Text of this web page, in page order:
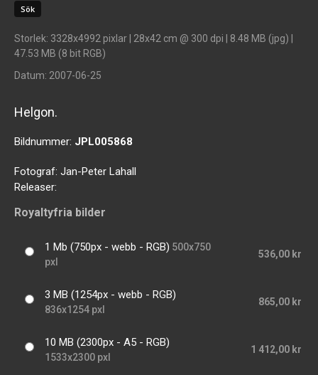
Storlek: 3328x4992 pixlar | 28x42 cm @ 300 dpi | 8.48 MB (jpg) |
47.53 MB (8 bit RGB)
Datum: 2007-06-25
Helgon.
Bildnummer: JPL005868
Fotograf: Jan-Peter Lahall
Releaser:
Royaltyfria bilder
1 Mb (750px - webb - RGB) 500x750
pxl
536,00 kr
3 MB (1254px - webb - RGB)
836x1254 pxl
865,00 kr
10 MB (2300px - A5 - RGB)
1533x2300 pxl
1 412,00 kr